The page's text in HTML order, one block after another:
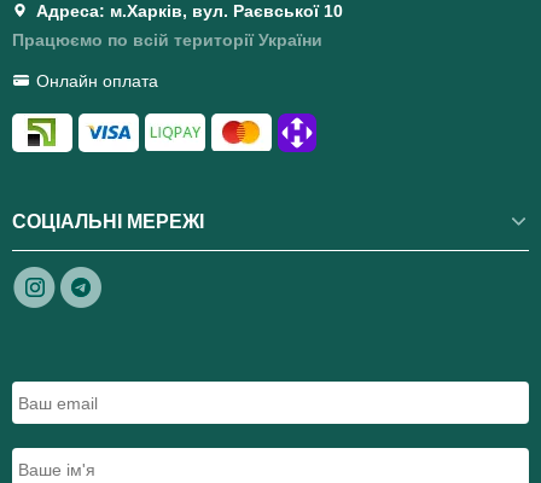
Адреса: м.Харків, вул. Раєвської 10
Працюємо по всій території України
Онлайн оплата
СОЦІАЛЬНІ МЕРЕЖІ